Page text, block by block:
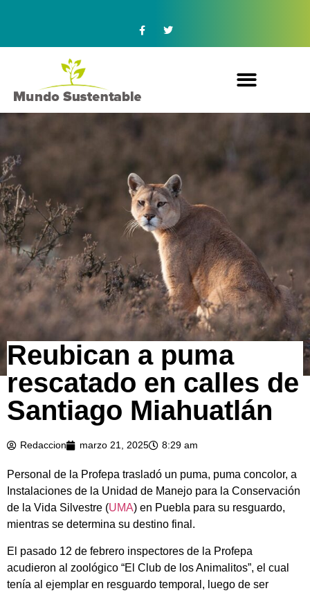
Reubican a puma
rescatado en calles de
Santiago Miahuatlán
Redaccion marzo 21, 2025 8:29 am
Personal de la Profepa trasladó un puma, puma concolor, a
Instalaciones de la Unidad de Manejo para la Conservación
de la Vida Silvestre (UMA) en Puebla para su resguardo,
mientras se determina su destino final.
El pasado 12 de febrero inspectores de la Profepa
acudieron al zoológico “El Club de los Animalitos”, el cual
tenía al ejemplar en resguardo temporal, luego de ser